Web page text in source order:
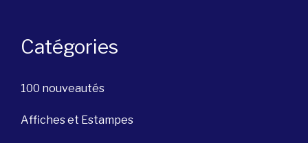
Catégories
100 nouveautés
Affiches et Estampes